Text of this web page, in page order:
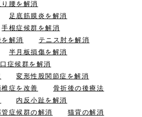
り腰を解消
足底筋膜炎を解消
手根症候群を解消
解消
テニス肘を解消
半月板損傷を解消
症候群を解消
変形性股関節症を解消
椎症を改善
骨折後の後療法
内反小趾を解消
管症候群の解消
猫背の解消